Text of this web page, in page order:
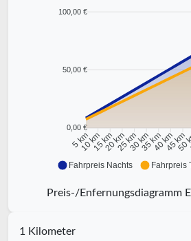
100,00 €
50,00 €
0,00 €
5 km
10 km15 km20 km25 km30 km35 km40 km45 km
50
Fahrpreis Nachts Fahrpreis
Preis-/Enfernungsdiagramm
1 Kilometer